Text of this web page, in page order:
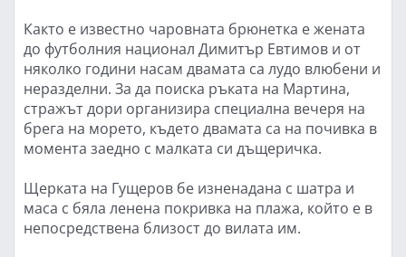
Както е известно чаровната брюнетка е жената
до футболния национал Димитър Евтимов и от
няколко години насам двамата са лудо влюбени и
неразделни. За да поиска ръката на Мартина,
стражът дори организира специална вечеря на
брега на морето, където двамата са на почивка в
момента заедно с малката си дъщеричка.
Щерката на Гущеров бе изненадана с шатра и
маса с бяла ленена покривка на плажа, който е в
непосредствена близост до вилата им.